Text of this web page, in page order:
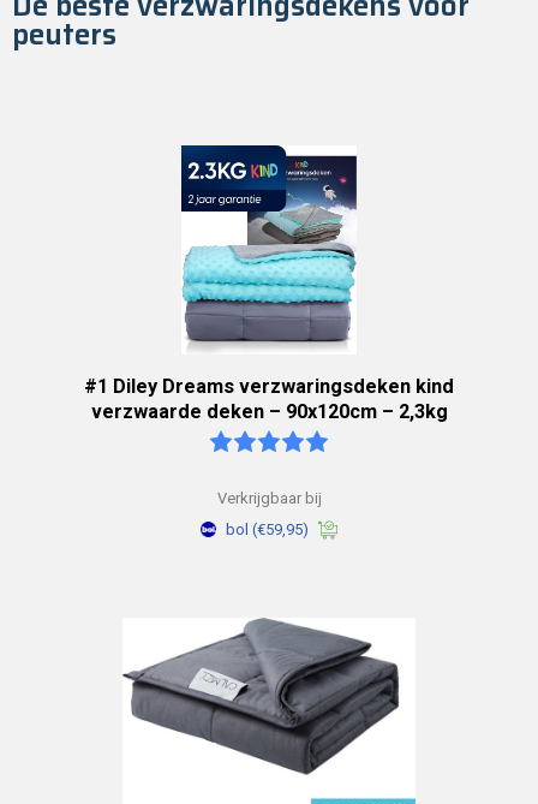
peuters
#1 Diley Dreams verzwaringsdeken kind
verzwaarde deken – 90x120cm – 2,3kg
Verkrijgbaar bij
bol (€59,95)